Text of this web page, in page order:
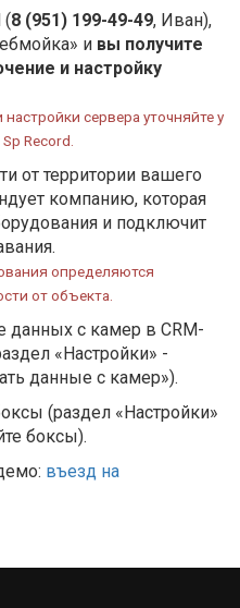
(8 (951) 199-49-49, Иван),
и вы получите
и настройку
сервера уточняйте у
Record.
от территории вашего
компанию, которая
и подключит
определяются
от объекта.
данных с камер в CRM-
«Настройки» -
данные с камер»).
(раздел «Настройки»
боксы).
въезд на